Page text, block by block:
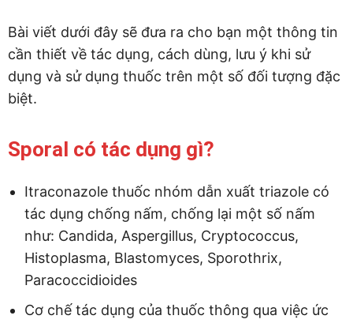
Bài viết dưới đây sẽ đưa ra cho bạn một thông tin
cần thiết về tác dụng, cách dùng, lưu ý khi sử
dụng và sử dụng thuốc trên một số đối tượng đặc
biệt.
Sporal có tác dụng gì?
Itraconazole thuốc nhóm dẫn xuất triazole có
tác dụng chống nấm, chống lại một số nấm
như: Candida, Aspergillus, Cryptococcus,
Histoplasma, Blastomyces, Sporothrix,
Paracoccidioides
Cơ chế tác dụng của thuốc thông qua việc ức